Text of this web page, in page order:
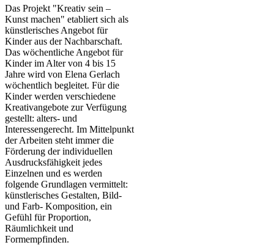
Das Projekt "Kreativ sein –
Kunst machen" etabliert sich als
künstlerisches Angebot für
Kinder aus der Nachbarschaft.
Das wöchentliche Angebot für
Kinder im Alter von 4 bis 15
Jahre wird von Elena Gerlach
wöchentlich begleitet. Für die
Kinder werden verschiedene
Kreativangebote zur Verfügung
gestellt: alters- und
Interessengerecht. Im Mittelpunkt
der Arbeiten steht immer die
Förderung der individuellen
Ausdrucksfähigkeit jedes
Einzelnen und es werden
folgende Grundlagen vermittelt:
künstlerisches Gestalten, Bild-
und Farb- Komposition, ein
Gefühl für Proportion,
Räumlichkeit und
Formempfinden.